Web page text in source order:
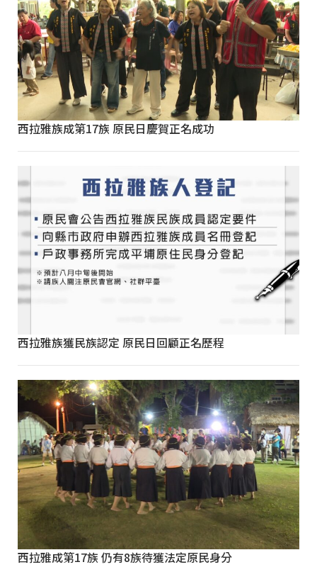
西拉雅族成第17族 原民日慶賀正名成功
西拉雅族獲民族認定 原民日回顧正名歷程
西拉雅成第17族 仍有8族待獲法定原民身分